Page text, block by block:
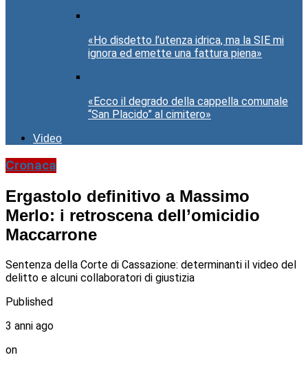
«Ho disdetto l’utenza idrica, ma la SIE mi
ignora ed emette una fattura piena»
«Ecco il degrado della cappella comunale
“San Placido” al cimitero»
Video
Cronaca
Ergastolo definitivo a Massimo
Merlo: i retroscena dell’omicidio
Maccarrone
Sentenza della Corte di Cassazione: determinanti il video del
delitto e alcuni collaboratori di giustizia
Published
3 anni ago
on